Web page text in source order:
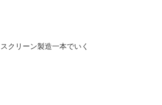
クリーン製造一本でいく